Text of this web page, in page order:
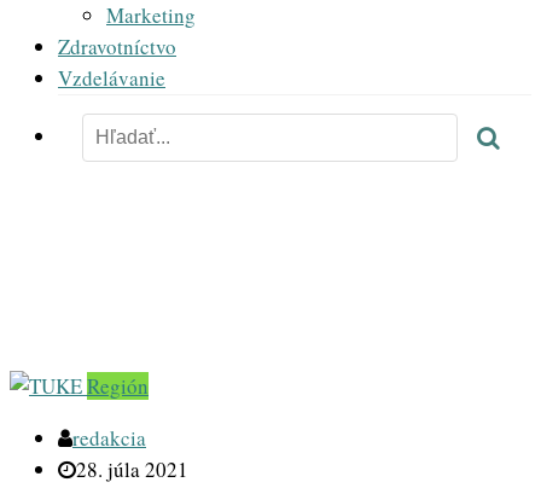
Marketing
Zdravotníctvo
Vzdelávanie
Región
redakcia
28. júla 2021